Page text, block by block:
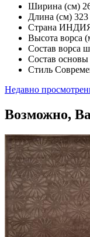
Ширина (см)
Длина (см) 323
Страна
Высота ворса
Состав ворса
Состав основы
Стиль
Недавно
Возможно,